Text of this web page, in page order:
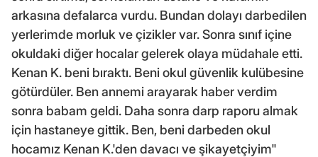
arkasına defalarca vurdu. Bundan dolayı darbedilen
yerlerimde morluk ve çizikler var. Sonra sınıf içine
okuldaki diğer hocalar gelerek olaya müdahale etti.
Kenan K. beni bıraktı. Beni okul güvenlik kulübesine
götürdüler. Ben annemi arayarak haber verdim
sonra babam geldi. Daha sonra darp raporu almak
için hastaneye gittik. Ben, beni darbeden okul
hocamız Kenan K.'den davacı ve şikayetçiyim"